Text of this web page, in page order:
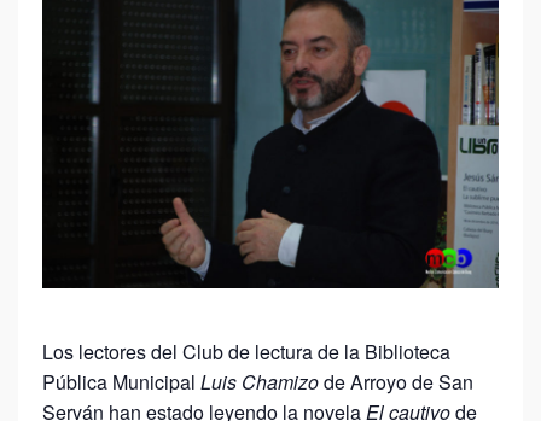
Los lectores del Club de lectura de la Biblioteca
Pública Municipal Luis Chamizode Arroyo de San
Serván han estado leyendo la novelaEl cautivode